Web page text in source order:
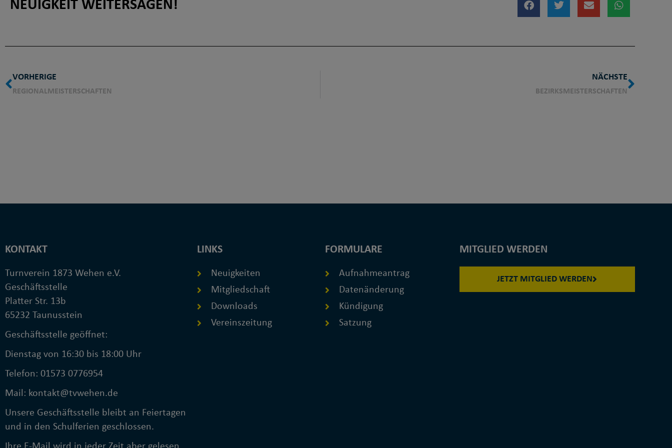
NEUIGKEIT WEITERSAGEN!
VORHERIGE
REGIONALMEISTERSCHAFTEN
NÄCHSTE
BEZIRKSMEISTERSCHAFTEN
KONTAKT
Turnverein 1873 Wehen e.V.
Geschäftsstelle
Platter Str. 13b
65232 Taunusstein
Geschäftsstelle geöffnet:
Dienstag von 16:30 bis 18:00 Uhr
Telefon: 01573 0776954
Mail: kontakt@tvwehen.de
Unsere Geschäftsstelle bleibt an Feiertagen
und in den Schulferien geschlossen.
LINKS
Neuigkeiten
Mitgliedschaft
Downloads
Vereinszeitung
FORMULARE
Aufnahmeantrag
Datenänderung
Kündigung
Satzung
MITGLIED WERDEN
JETZT MITGLIED WERDEN